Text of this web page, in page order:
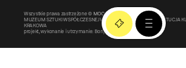
Wszystkie prawa zastrzeżone © MOCAK2011-2026
MUZEUM SZTUKI WSPÓŁCZESNEJ W KRAKOWIE MOCAK – INSTYTUCJA
KRAKOWA
projekt, wykonanie i utrzymanie: Bonjour.pl